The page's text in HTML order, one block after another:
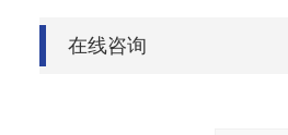
在线咨询